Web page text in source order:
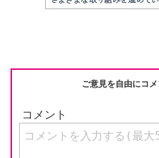
ご意見を自由にコ